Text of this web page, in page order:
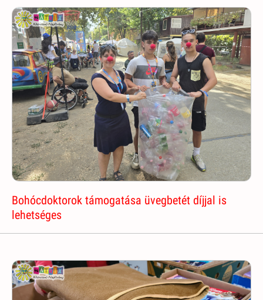
Bohócdoktorok támogatása üvegbetét díjjal is
lehetséges